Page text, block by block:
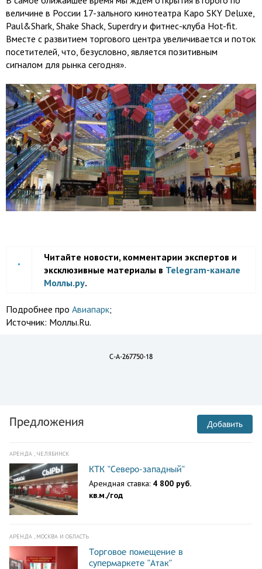
величине в России 17-зального кинотеатра Каро SKY Deluxe,
Paul&Shark, Shake Shack, Superdry и фитнес-клуба Hot-fit.
Вместе с развитием торгового центра увеличивается и поток
посетителей, что, безусловно, является позитивным
сигналом для рынка сегодня».
Читайте новости, комментарии экспертов и
эксклюзивные материалы в Telegram-канале
Моллы.ру.
Подробнее про Авиапарк;
Источник: Моллы.Ru.
C-A-267750-18
Предложения Добавить
АРЕНДА , ЧЕЛЯБИНСК
КТК "Северо-западный"
Арендная ставка: 4 800 руб.
кв.м./год
АРЕНДА , МОСКВА И ОБЛАСТЬ
Торговое помещение в
супермаркете "Атак"